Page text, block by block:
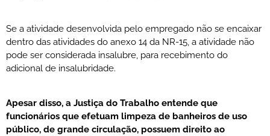
Se a atividade desenvolvida pelo empregado não se encaixar
dentro das atividades do anexo 14 da NR-15, a atividade não
pode ser considerada insalubre, para recebimento do
adicional de insalubridade.
Apesar disso, a Justiça do Trabalho entende que
funcionários que efetuam limpeza de banheiros de uso
público, de grande circulação, possuem direito ao